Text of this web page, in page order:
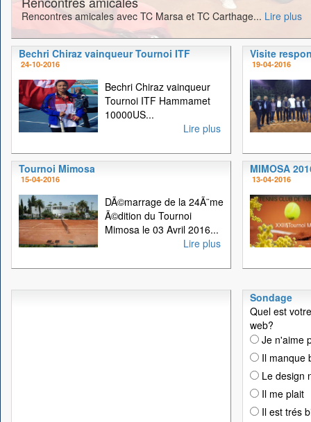
Rencontres amicales avec TC Marsa et TC Carthage... Lire plus
Bechri Chiraz vainqueur Tournoi ITF
24-10-2016
Bechri Chiraz vainqueur
Tournoi ITF Hammamet
10000US...
Lire plus
Visite
19-04-2016
Tournoi Mimosa
15-04-2016
DÃ©marrage de la 24Ã¨me
Ã©dition du Tournoi
Mimosa le 03 Avril 2016...
Lire plus
MIMOSA
13-04-2016
Sondage
Quel est
web?
Je n'aime
Il manque
Le design
Il me plait
Il est trés